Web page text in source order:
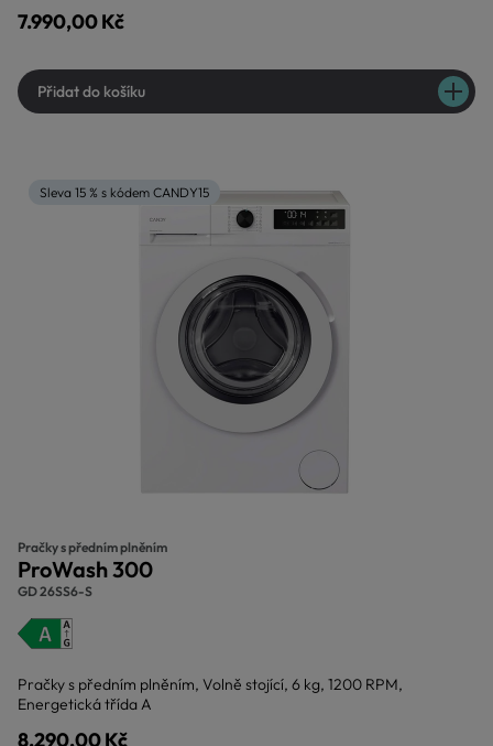
7.990,00 Kč
Přidat do košíku
Sleva 15 % s kódem CANDY15
Pračky s předním plněním
ProWash 300
GD 26SS6-S
Pračky s předním plněním, Volně stojící, 6 kg, 1200 RPM,
Energetická třída A
8.290,00 Kč